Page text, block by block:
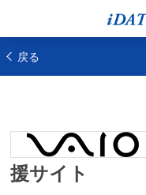
戻る
援サイト